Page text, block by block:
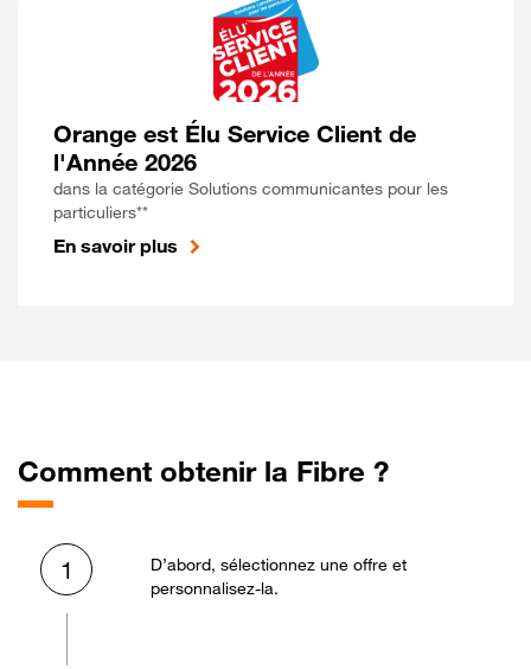
Orange est Élu Service Client de
l'Année 2026
dans la catégorie Solutions communicantes pour les
particuliers**
En savoir plus
Comment obtenir la Fibre ?
1
D’abord, sélectionnez une offre et
personnalisez-la.